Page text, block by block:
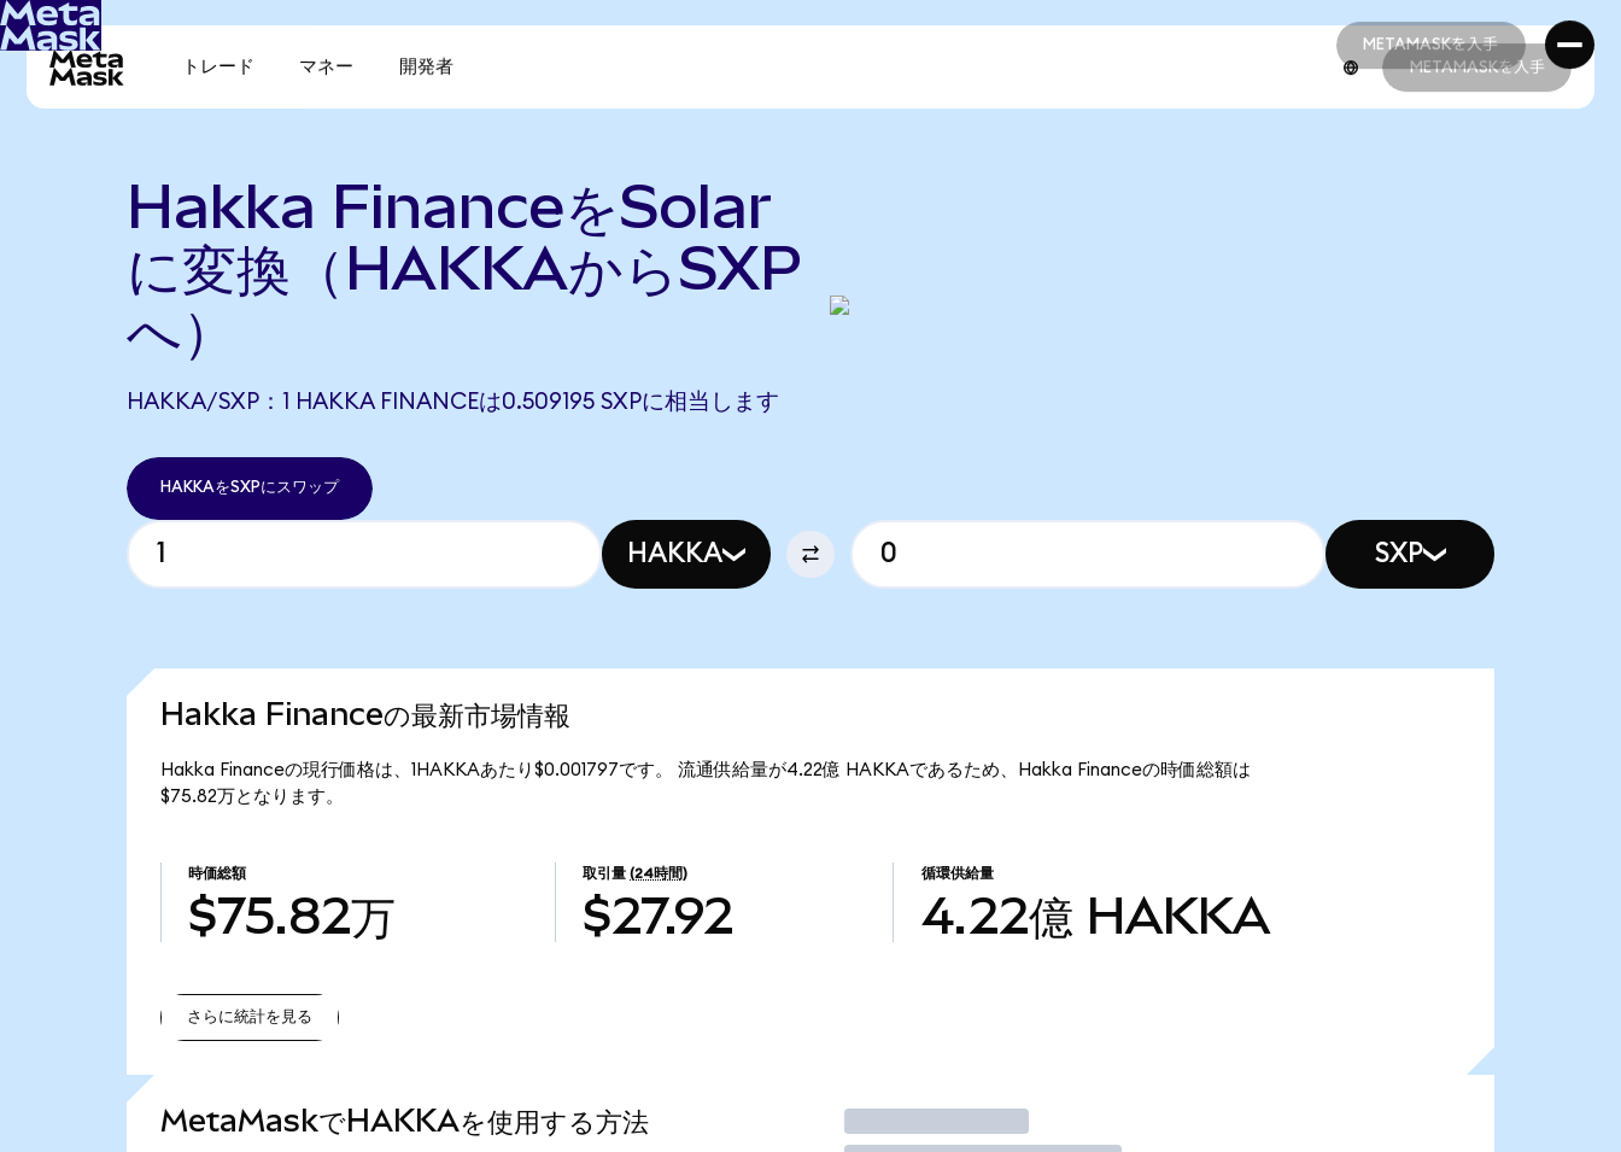
METAMASKを入手
METAMASKを入手
トレード マネー 開発者 METAMASKを入手
Hakka FinanceをSolar
に変換（HAKKAからSXP
へ）
HAKKA/SXP：1 HAKKA FINANCEは0.509195 SXPに相当します
HAKKAをSXPにスワップ
HAKKA SXP
Hakka Financeの最新市場情報
Hakka Financeの現行価格は、1HAKKAあたり$0.001797です。 流通供給量が4.22億 HAKKAであるため、Hakka Financeの時価総額は
$75.82万となります。
時価総額
$75.82万
取引量 (24時間)
$27.92
循環供給量
4.22億 HAKKA
さらに統計を見る
MetaMaskでHAKKAを使用する方法 取引